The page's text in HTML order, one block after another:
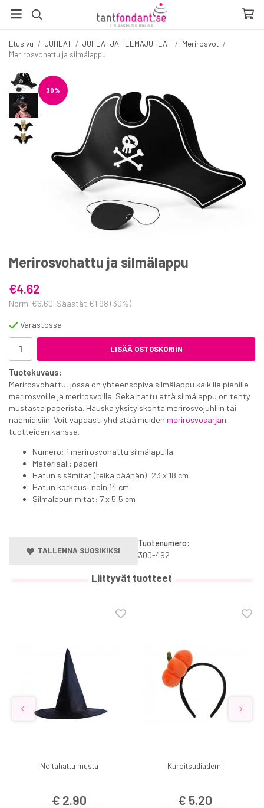
Etusivu / JUHLAT / JUHLA- JA TEEMAJUHLAT / Merirosvot /
Merirosvohattu ja silmälappu
30%
Merirosvohattu ja silmälappu
€4.62
Norm. €6.60. Säästät €1.98 (30%)
Varastossa
LISÄÄ OSTOSKORIIN
Tuotekuvaus:
Merirosvohattu, jossa on yhteensopiva silmälappu kaikille pienille
merirosvoille ja merirosvoille. Sekä hattu että silmälappu on tehty
mustasta paperista. Hauska yksityiskohta merirosvojuhliin tai
naamiaisiin. Voit vapaasti yhdistää muiden merirosvosarjan
tuotteiden kanssa.
Numero: 1 merirosvohattu silmälapulla
Materiaali: paperi
Hatun sisämitat (reikä päähän): 23 x 18 cm
Hatun korkeus: noin 14 cm
Silmälapun mitat: 7 x 5,5 cm
TALLENNA SUOSIKIKSI
Tuotenumero:
300-492
Liittyvät tuotteet
Noitahattu musta
€ 2.90
Kurpitsudiademi
€ 5.20